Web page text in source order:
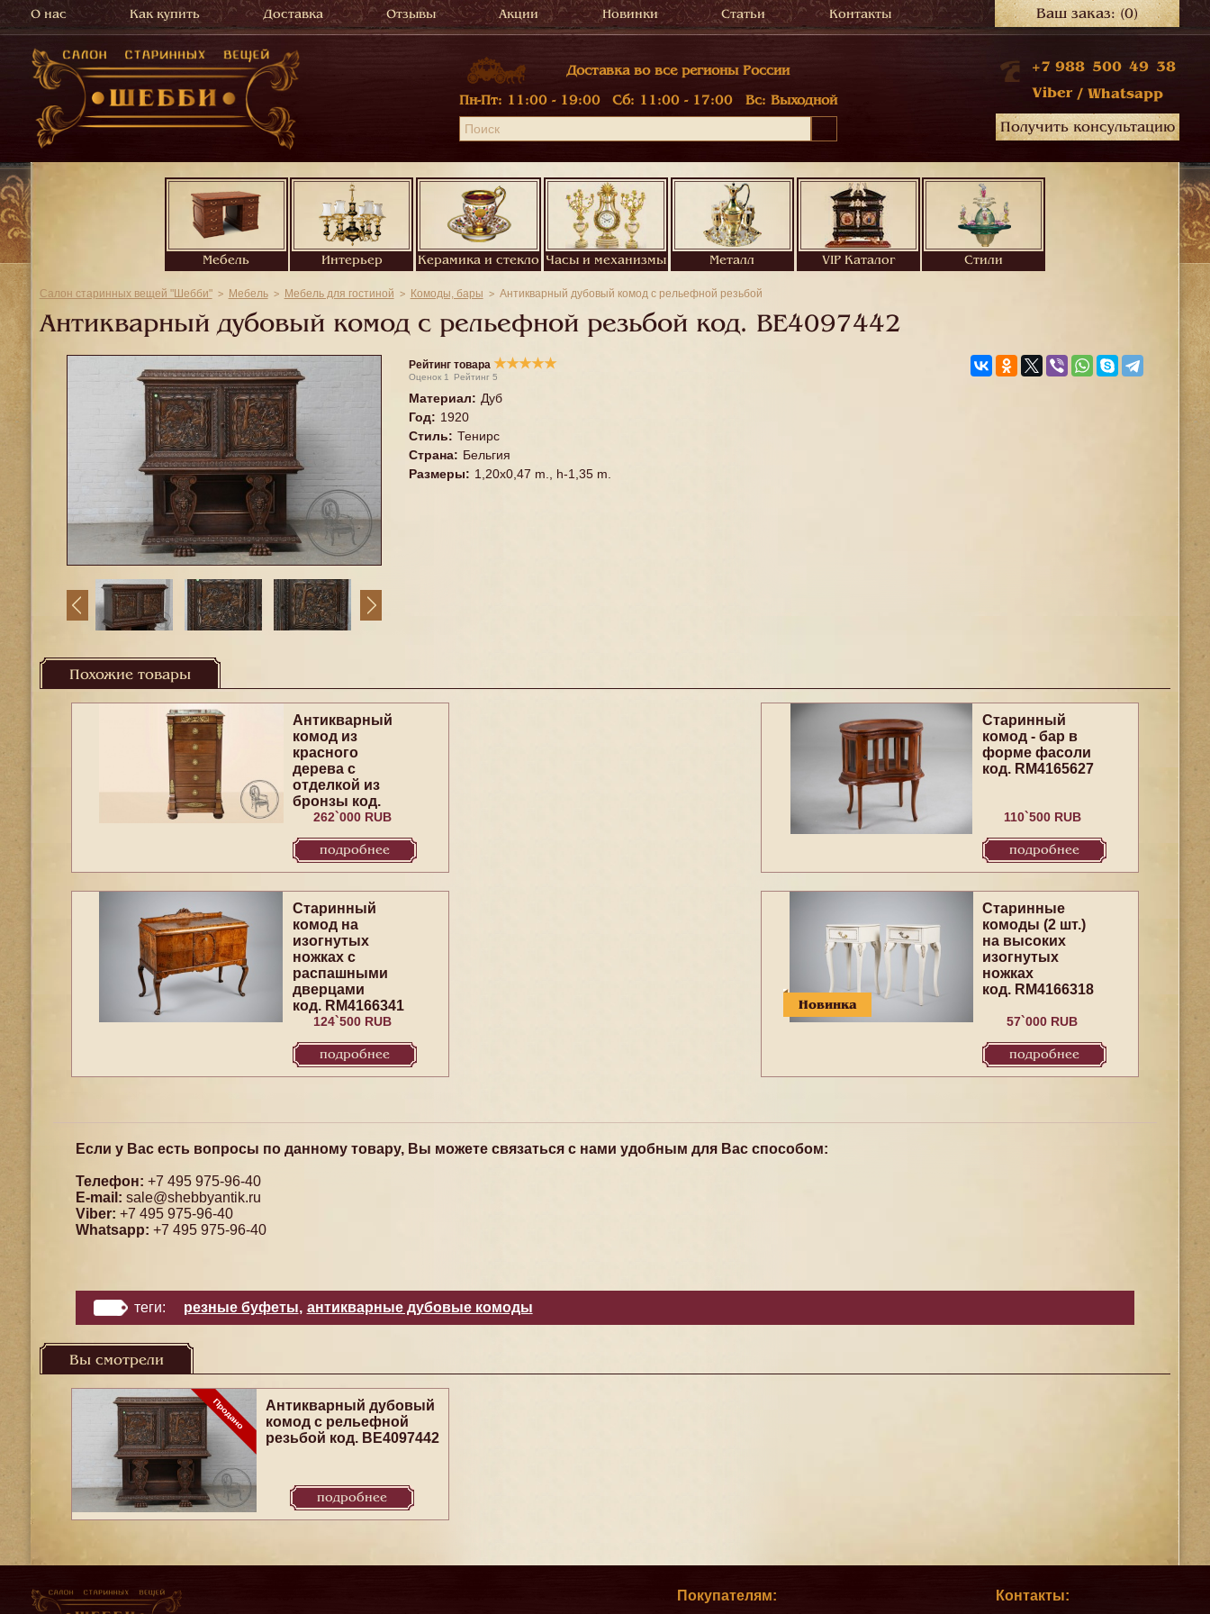
О нас Как купить Доставка Отзывы Акции Новинки Статьи Контакты Ваш заказ:(0)
Доставка во все регионы России
Пн-Пт: 11:00 - 19:00 Сб: 11:00 - 17:00 Вс: Выходной
+7 988 500 49 38
Viber / Whatsapp
Получить консультацию
Мебель Интерьер Керамика и стекло Часы и механизмы Металл VIP Каталог Стили
Салон старинных вещей "Шебби" Мебель Мебель для гостиной Комоды, бары Антикварный дубовый комод с рельефной резьбой
Антикварный дубовый комод с рельефной резьбой код. BE4097442
Рейтинг товара ★★★★★
Оценок 1 Рейтинг 5
Материал: Дуб
Год: 1920
Стиль: Тенирс
Страна: Бельгия
Размеры: 1,20x0,47 m., h-1,35 m.
Похожие товары
Антикварный
комод из
красного
дерева с
отделкой из
бронзы код.
262`000 RUB
подробнее
Старинный
комод - бар в
форме фасоли
код. RM4165627
110`500 RUB
подробнее
Старинный
комод на
изогнутых
ножках с
распашными
дверцами
код. RM4166341
124`500 RUB
подробнее
Новинка
Старинные
комоды (2 шт.)
на высоких
изогнутых
ножках
код. RM4166318
57`000 RUB
подробнее
Если у Вас есть вопросы по данному товару, Вы можете связаться с нами удобным для Вас способом:
Телефон: +7 495 975-96-40
E-mail: sale@shebbyantik.ru
Viber: +7 495 975-96-40
Whatsapp: +7 495 975-96-40
теги: резные буфеты, антикварные дубовые комоды
Вы смотрели
Антикварный дубовый
комод с рельефной
резьбой код. BE4097442
подробнее
Покупателям: Контакты: